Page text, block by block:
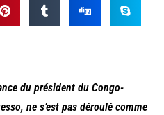
du président du Congo-
ne s’est pas déroulé comme